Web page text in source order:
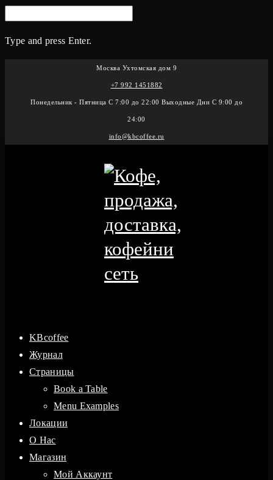
Type and press Enter.
content
Москва Ухтомская дом 9
+7 992 1451882
Понедельник - Пятница С 7:00 до 22:00 Выходные Дни С 9:00 до
24:00
info@kbcoffee.ru
KBcoffee
Журнал
Страницы
Book a Table
Menu Examples
Локации
O Hac
Магазин
Мой Аккаунт